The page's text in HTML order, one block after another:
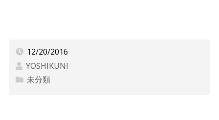
12/20/2016
YOSHIKUNI
未分類